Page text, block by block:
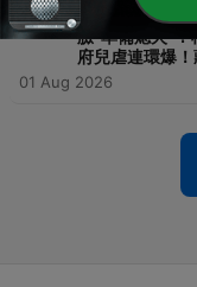
1049 - 【#頭家來開講
臉"準備熄火"？
府兒虐連環爆
01 Aug 2026